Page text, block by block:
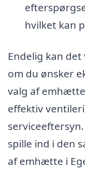
hvilket kan
Endelig kan
om du ønsker
valg af
effektiv
spille ind i den
af emhætte i